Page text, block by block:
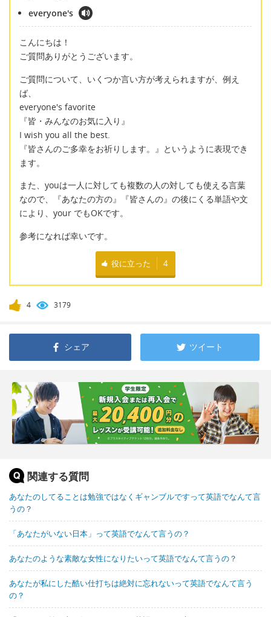
everyone's
こんにちは！
ご質問ありがとうございます。
ご質問について、いくつか言い方が考えられますが、例え
ば、
everyone's favorite
『皆・みんなのお気に入り』
I wish you all the best.
『皆さんのご多幸をお祈りします。』というように表現でき
ます。
また、youは一人に対しても複数の人の対しても使える言葉
なので、『あなたの方の』『皆さんの』の後にくる単語や文
により、your でもOKです。
参考になれば幸いです。
役に立った 4
4 3179
シェア ツイート
関連する質問
あなたのしてることは勉強ではなくギャンブルですって英語でなんて言
うの？
「あなたがいない日本」って英語でなんて言うの？
あなたのような素敵な女性になりたいって英語でなんて言うの？
あなたが私にした酷い仕打ちは絶対に忘れないって英語でなんて言う
の？